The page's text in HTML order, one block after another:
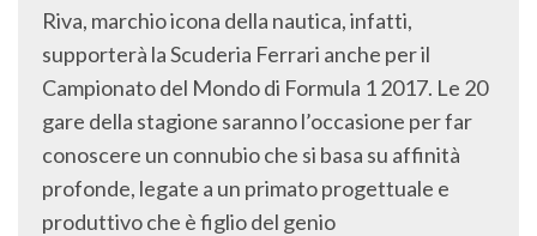
Riva, marchio icona della nautica, infatti,
supporterà la Scuderia Ferrari anche per il
Campionato del Mondo di Formula 1 2017. Le 20
gare della stagione saranno l’occasione per far
conoscere un connubio che si basa su affinità
profonde, legate a un primato progettuale e
produttivo che è figlio del genio